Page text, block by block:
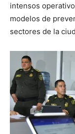
intensos
modelos de
sectores de la